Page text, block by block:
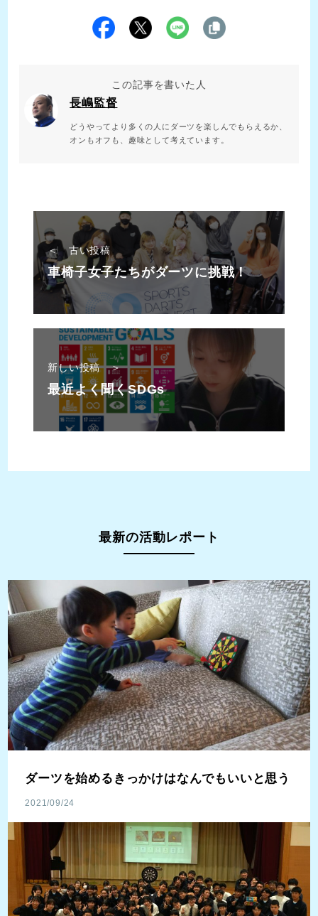
この記事を書いた人
長嶋監督
どうやってより多くの人にダーツを楽しんでもらえるか、
オンもオフも、趣味として考えています。
＜ 古い投稿
車椅子女子たちがダーツに挑戦！
新しい投稿 ＞
最近よく聞くSDGs
最新の活動レポート
ダーツを始めるきっかけはなんでもいいと思う
2021/09/24